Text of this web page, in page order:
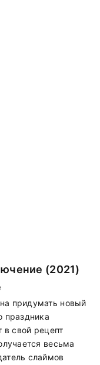
(2021)
придумать новый
праздника
в свой рецепт
весьма
слаймов